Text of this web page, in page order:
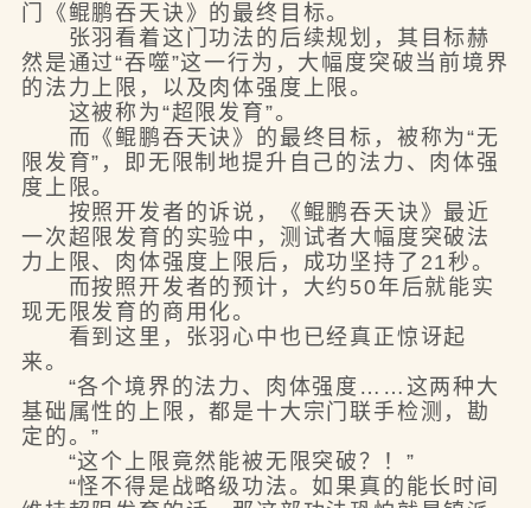
门《鲲鹏吞天诀》的最终目标。
张羽看着这门功法的后续规划，其目标赫
然是通过“吞噬”这一行为，大幅度突破当前境界
的法力上限，以及肉体强度上限。
这被称为“超限发育”。
而《鲲鹏吞天诀》的最终目标，被称为“无
限发育”，即无限制地提升自己的法力、肉体强
度上限。
按照开发者的诉说，《鲲鹏吞天诀》最近
一次超限发育的实验中，测试者大幅度突破法
力上限、肉体强度上限后，成功坚持了21秒。
而按照开发者的预计，大约50年后就能实
现无限发育的商用化。
看到这里，张羽心中也已经真正惊讶起
来。
“各个境界的法力、肉体强度……这两种大
基础属性的上限，都是十大宗门联手检测，勘
定的。”
“这个上限竟然能被无限突破？！”
“怪不得是战略级功法。如果真的能长时间